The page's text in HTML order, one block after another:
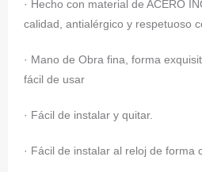
· Hecho con material de ACERO
calidad, antialérgico y respetuoso
· Mano de Obra fina, forma
fácil de usar
· Fácil de instalar y quitar.
· Fácil de instalar al reloj de forma